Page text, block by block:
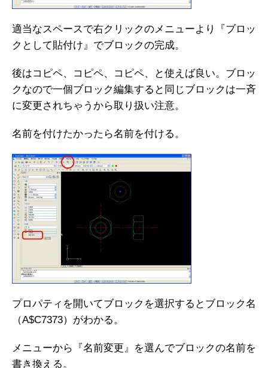
適当なスペースで右クリックのメニューより『ブロッ
クとして貼付け』でブロックの完成。
後はコピペ、コピペ、コピペ、と使えば良い。ブロッ
クなので一個ブロック編集すると同じブロックは一斉
に変更されちゃうから取り扱い注意。
名前を付けたかったら名前を付ける。
プロパティを開いてブロックを選択するとブロック名
（A$C7373）がわかる。
メニューから『名前変更』を選んでブロックの名前を
書き換える。